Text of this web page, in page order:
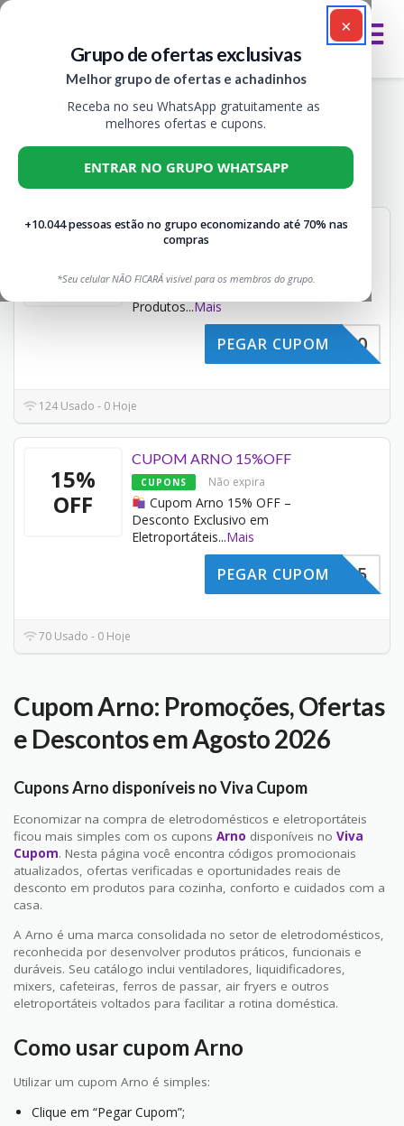
×
Grupo de ofertas exclusivas
Melhor grupo de ofertas e achadinhos
Receba no seu WhatsApp gratuitamente as
melhores ofertas e cupons.
ENTRAR NO GRUPO WHATSAPP
+10.044 pessoas estão no grupo economizando até 70% nas
compras
*Seu celular NÃO FICARÁ visível para os membros do grupo.
Arno: eletrodomésticos com ofertas e
Todos 2
OFF
CUPOM ARNO 10%OFF
Cupom Arno 10% OFF –
Desconto Imediato em
Produtos...Mais
ARNO10
PEGAR CUPOM
124 Usado - 0 Hoje
15%
OFF
CUPOM ARNO 15%OFF
CUPONS Não expira
Cupom Arno 15% OFF –
Desconto Exclusivo em
Eletroportáteis...Mais
SCONTO15
PEGAR CUPOM
70 Usado - 0 Hoje
Cupom Arno: Promoções, Ofertas
e Descontos em Agosto 2026
Cupons Arno disponíveis no Viva Cupom
Economizar na compra de eletrodomésticos e eletroportáteis
ficou mais simples com os cupons Arno disponíveis no Viva
Cupom. Nesta página você encontra códigos promocionais
atualizados, ofertas verificadas e oportunidades reais de
desconto em produtos para cozinha, conforto e cuidados com a
casa.
A Arno é uma marca consolidada no setor de eletrodomésticos,
reconhecida por desenvolver produtos práticos, funcionais e
duráveis. Seu catálogo inclui ventiladores, liquidificadores,
mixers, cafeteiras, ferros de passar, air fryers e outros
eletroportáteis voltados para facilitar a rotina doméstica.
Como usar cupom Arno
Utilizar um cupom Arno é simples:
Clique em “Pegar Cupom”;